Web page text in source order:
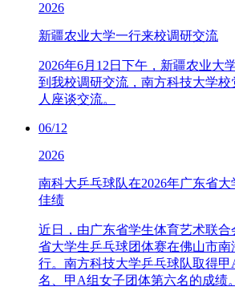
2026
新疆农业大学一行来校调研交流
2026年6月12日下午，新疆农业大
到我校调研交流，南方科技大学
人座谈交流。
06/12
2026
南科大乒乓球队在2026年广东省
佳绩
近日，由广东省学生体育艺术联合
省大学生乒乓球团体赛在佛山市
行。南方科技大学乒乓球队取得
名、甲A组女子团体第六名的成绩。